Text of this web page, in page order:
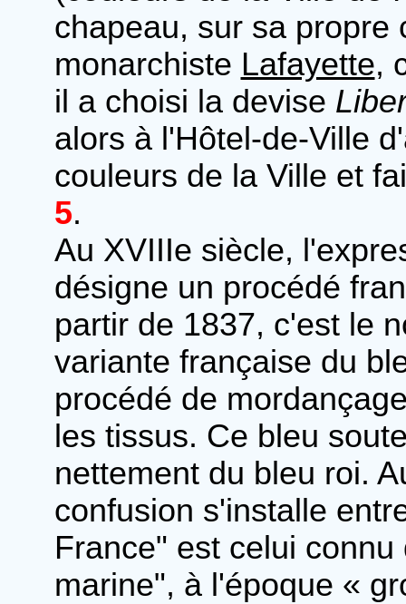
chapeau, sur sa propre
monarchiste Lafayette,
il a choisi la devise
alors à l'Hôtel-de-Ville
couleurs de la Ville et
5.
Au XVIIIe siècle,
désigne un procédé
partir de 1837, c'est le
variante française du
procédé de
les tissus. Ce bleu
nettement du bleu roi.
confusion s'installe
France" est celui
marine", à l'époque «